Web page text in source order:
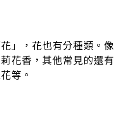
」，花也有分種類。像
花香，其他常見的還有
等。